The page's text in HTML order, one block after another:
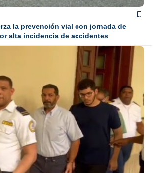
la prevención vial con jornada de
alta incidencia de accidentes